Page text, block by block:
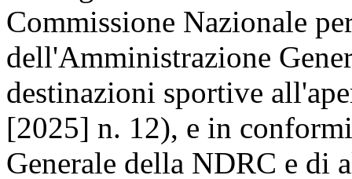
Commissione Nazionale
dell'Amministrazione
destinazioni sportive
[2025] n. 12), e in
Generale della NDRC e di